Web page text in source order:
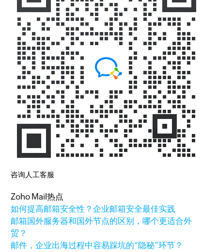
咨询人工客服
Zoho Mail热点
如何提高邮箱安全性？企业邮箱安全最佳实践
邮箱国外服务器和国外节点的区别，哪个更适合外
贸？
邮件，企业出海过程中容易踩坑的“隐秘”环节？